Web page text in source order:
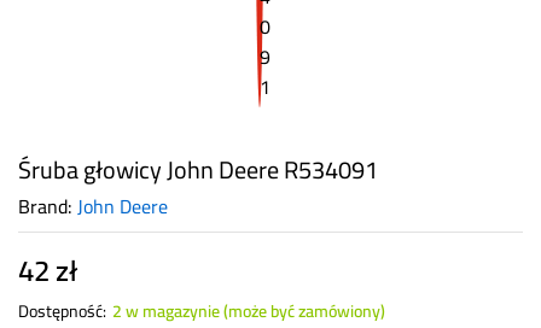
Śruba głowicy John Deere R534091
Brand:John Deere
42zł
Dostępność: 2 w magazynie (może być zamówiony)